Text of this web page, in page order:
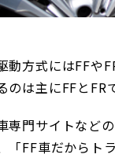
動方式にはFFや
のは主にFFとFR
専門サイトなど
「FF車だからト